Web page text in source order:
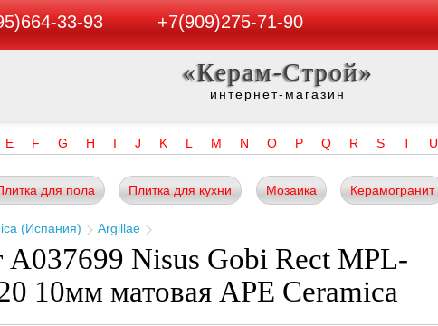
33-93 +7(909)275-71-90
«Керам-Строй»
интернет-магазин
E F G H I J K L M N O P Q R S T U
для пола Плитка для кухни Мозаика Керамогранит
(Испания) Argillae
A037699 Nisus Gobi Rect MPL-
10мм матовая APE Ceramica